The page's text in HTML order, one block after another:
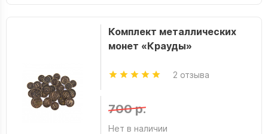
Комплект металлических
монет «Крауды»
2 отзыва
700 р.
Нет в наличии